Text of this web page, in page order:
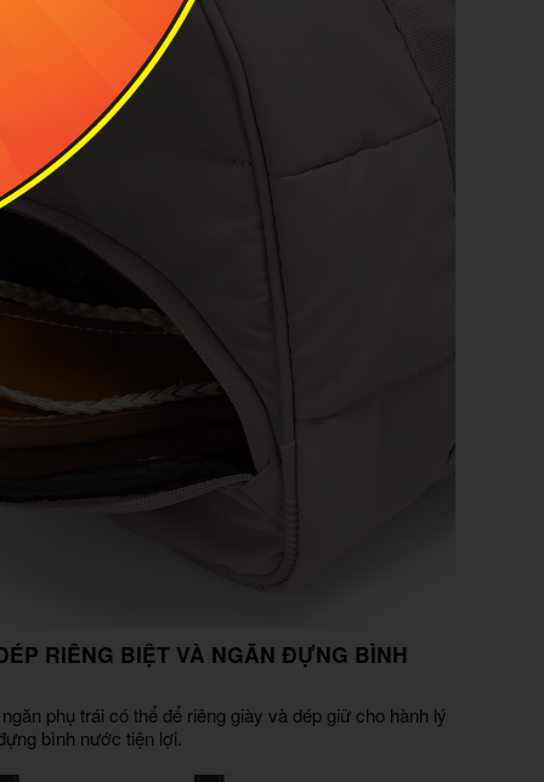
RIÊNG BIỆT VÀ NGĂN ĐỰNG BÌNH
phụ trái có thể để riêng giày và dép giữ cho hành lý
bình nước tiện lợi.